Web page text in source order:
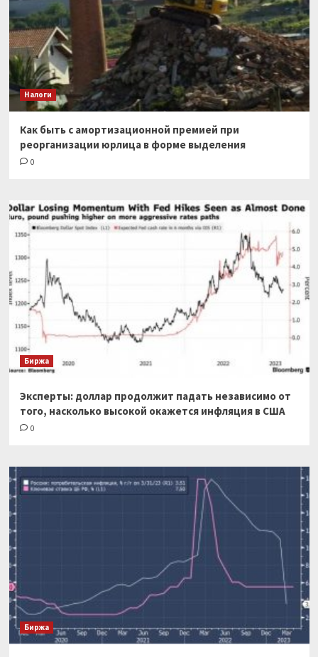
Налоги
Как быть с амортизационной премией при
реорганизации юрлица в форме выделения
0
Биржа
Эксперты: доллар продолжит падать независимо от
того, насколько высокой окажется инфляция в США
0
Биржа